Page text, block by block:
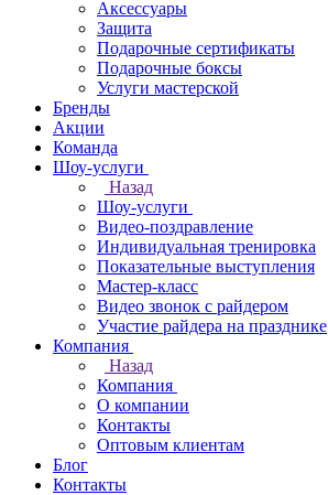
Аксессуары
Защита
Подарочные сертификаты
Подарочные боксы
Услуги мастерской
Бренды
Акции
Команда
Шоу-услуги
Назад
Шоу-услуги
Видео-поздравление
Индивидуальная тренировка
Показательные выступления
Мастер-класс
Видео звонок с райдером
Участие райдера на празднике
Компания
Назад
Компания
О компании
Контакты
Оптовым клиентам
Блог
Контакты